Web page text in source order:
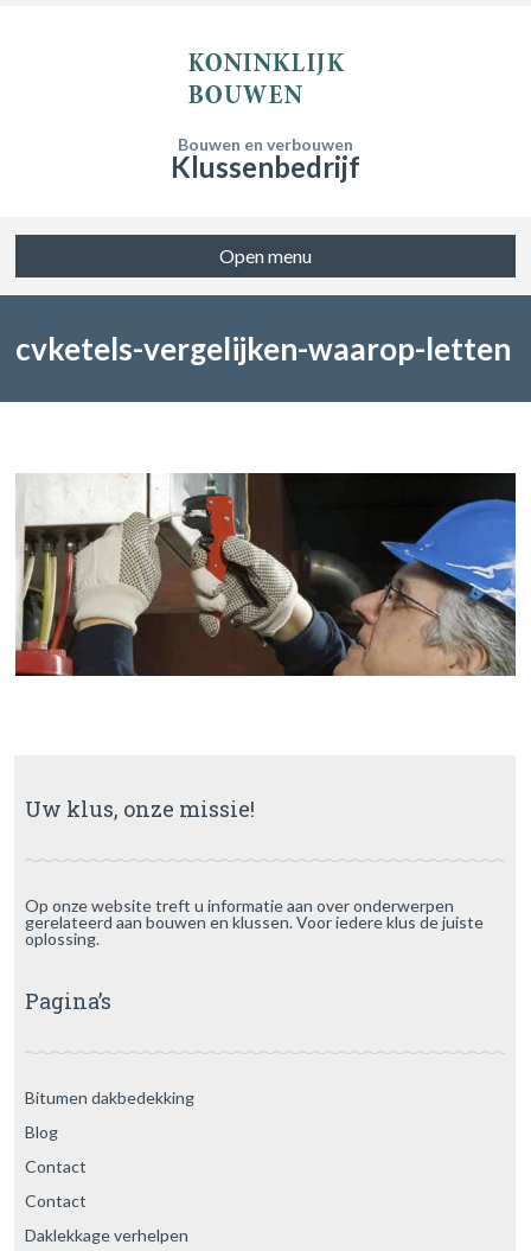
Bouwen en verbouwen
Klussenbedrijf
Open menu
cvketels-vergelijken-waarop-letten
Uw klus, onze missie!
Op onze website treft u informatie aan over onderwerpen
gerelateerd aan bouwen en klussen. Voor iedere klus de juiste
oplossing.
Pagina’s
Bitumen dakbedekking
Blog
Contact
Contact
Daklekkage verhelpen